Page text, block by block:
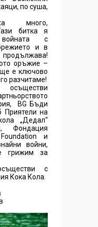
по суша,
много,
битка я
с
и в
оръжие –
е ключово
разчитаме!
BG Бъди
Приятели на
„Дедал“
Фондация
и
войни,
грижим за
с
Кока Кола.